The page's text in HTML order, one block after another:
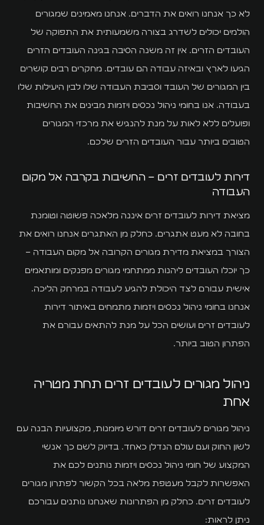
לא כך אנחנו רואים את הדברים. אנחנו מאמינים שמגורים
הולמים יכולים לשדרג בצורה משמעותית את התפוקה של
העובדים הזרים. אין זה משנה הסיבה בגינה העובדים הזרים
הגיעו לארץ ובאיזה עבודה הם עובדים. מחקרים רבים קושרים
בין המגורים של העובד וסביבת העבודה שלו לבין היעילות שלו
בעבודה. אנו בחומי ניהול נכסים ויזמות מבינים את החשיבות
ופועלים ללא לאות על מנת להנגיש את מרכזי המגורים
הטובים ביותר עבור העובדים הזרים שלכם.
דירות לעובדים זרים – החשיבות בקרבה אל מקום
העבודה
מציאת דירות לעובדים זרים איננה מלאכה פשוטה וטומנת
בחובה לא מעט אתגרים. כחלק מן האתגרים אנחנו רואים את
הצורך במציאת מדירת מגורים הקרובה אל מקום העבודה –
כך יוכלו העובדים ליהנות ממתחמי מגורים מפנקים ומותאמים
אישית עבורם לצד היכולת להגיע לעבודה במרחק הליכה.
אנחנו בחומי ניהול נכסים ויזמות מתמחים באיתור דירות
לעובדים זרים ועושים הכל על מנת להתאים עבורם את
הפתרון הטוב ביותר.
ניהול מגורים לעובדים זרים תחת מטריה
אחת
ניהול מגורים לעובדים זרים דורש מיומנות, מקצועיות הבנה עם
לשון החוק ועם עולם הנדלן כאחד. בדיוק לשם כך אנשי
המקצוע של חומי ניהול נכסים ויזמות נותנים לכם את
האפשרות לקבל מעטפת מלאה בכל הקשור לפתרון מגורים
לעובדים זרים. כחלק מן הפתרונות שאנחנו נותנים עבורכם
ניתן לראות: